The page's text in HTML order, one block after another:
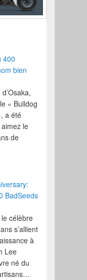
400
bien
« Bulldog
a été
le
de
BadSeeds
célèbre
s’allient
à
Lee
né du